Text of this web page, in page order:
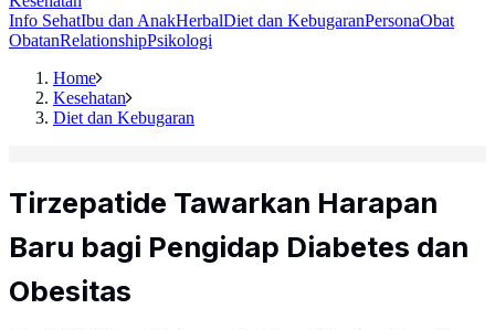
Info SehatIbu dan AnakHerbalDiet dan KebugaranPersonaObat
ObatanRelationshipPsikologi
Home
Kesehatan
Diet dan Kebugaran
Tirzepatide Tawarkan Harapan
Baru bagi Pengidap Diabetes dan
Obesitas